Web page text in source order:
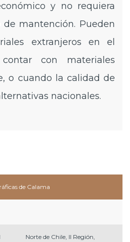
y no requiera
mantención. Pueden
extranjeros en el
con materiales
o cuando la calidad de
nacionales.
de Calama
Norte de Chile, II Región,